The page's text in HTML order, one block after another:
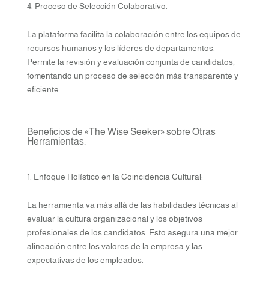
Proceso de Selección Colaborativo:
La plataforma facilita la colaboración entre los equipos de
recursos humanos y los líderes de departamentos.
Permite la revisión y evaluación conjunta de candidatos,
fomentando un proceso de selección más transparente y
eficiente.
Beneficios de «The Wise Seeker» sobre Otras
Herramientas:
Enfoque Holístico en la Coincidencia Cultural:
La herramienta va más allá de las habilidades técnicas al
evaluar la cultura organizacional y los objetivos
profesionales de los candidatos. Esto asegura una mejor
alineación entre los valores de la empresa y las
expectativas de los empleados.